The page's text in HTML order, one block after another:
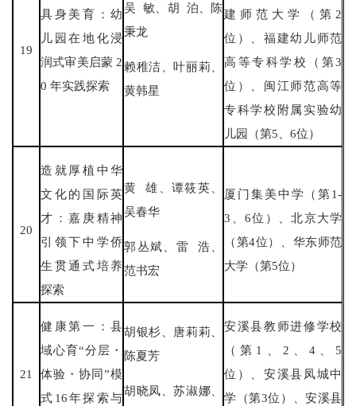
19
具身美育：幼
儿园在地化浸
润式审美启蒙 2
0 年实践探索
吴 敏、胡 泊、陈
秉龙
赖稚洁、叶丽莉、
黄韩星
建师范大学（第2
位）、福建幼儿师范
高等专科学校（第3
位）、闽江师范高等
专科学校附属实验幼
儿园（第5、6位）
20
造就厚植中华
文化的国际英
才：嘉庚精神
引领下中学侨
生贯通式培养
探索
黄 雄、谭筱英、
吴春华
郭丛斌、雷 浩、
范书宏
厦门集美中学（第1-
3、6位）、北京大学
（第4位）、华东师范
大学（第5位）
21
健康第一：县
域心育“分层・
体验・协同”模
式16年探索与
胡银杉、唐莉莉、
陈夏芳
胡晓凤、苏淑娜、
安溪县教师进修学校
（第1、2、4、5
位）、安溪县凤城中
学（第3位）、安溪县